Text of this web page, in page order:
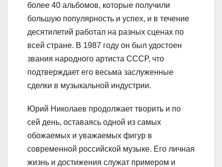
более 40 альбомов, которые получили
большую популярность и успех, и в течение
десятилетий работал на разных сценах по
всей стране. В 1987 году он был удостоен
звания народного артиста СССР, что
подтверждает его весьма заслуженные
сделки в музыкальной индустрии.
Юрий Николаев продолжает творить и по
сей день, оставаясь одной из самых
обожаемых и уважаемых фигур в
современной российской музыке. Его личная
жизнь и достижения служат примером и